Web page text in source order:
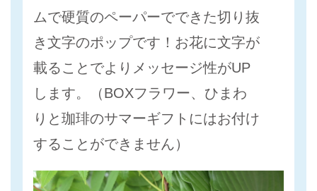
ムで硬質のペーパーでできた切り抜
き文字のポップです！お花に文字が
載ることでよりメッセージ性がUP
します。（BOXフラワー、ひまわ
りと珈琲のサマーギフトにはお付け
することができません）